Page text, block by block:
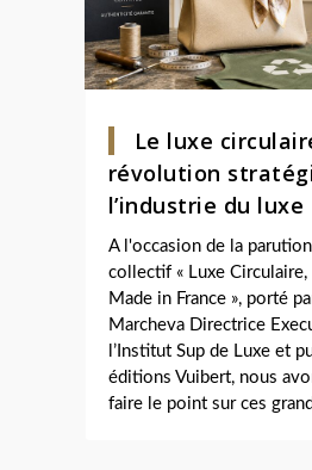
Le luxe
révolution
l’industrie du luxe
A l'occasion de la
collectif « Luxe
Made in France », porté
Marcheva Directrice
l’Institut Sup de Luxe et
éditions Vuibert, nous
faire le point sur ces